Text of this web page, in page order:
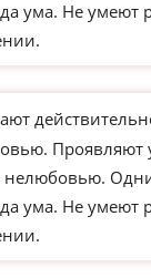
ума. Не
Проявляют
нелюбовью.
ума. Не